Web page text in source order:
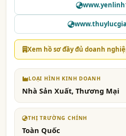
Xem hồ sơ đầy đủ doanh
LOẠI HÌNH KINH DOANH
Nhà Sản Xuất, Thương Mại
THỊ TRƯỜNG CHÍNH
Toàn Quốc